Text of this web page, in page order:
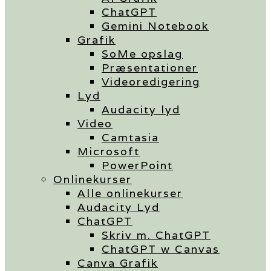
ChatGPT
Gemini Notebook
Grafik
SoMe opslag
Præsentationer
Videoredigering
Lyd
Audacity lyd
Video
Camtasia
Microsoft
PowerPoint
Onlinekurser
Alle onlinekurser
Audacity Lyd
ChatGPT
Skriv m. ChatGPT
ChatGPT w Canvas
Canva Grafik